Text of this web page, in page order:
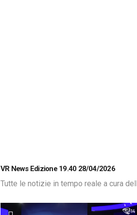
VR News Edizione 19.40 28/04/2026
Tutte le notizie in tempo reale a cura